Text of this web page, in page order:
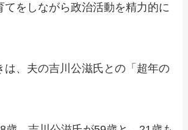
てをしながら政治活動を精力的に
は、夫の吉川公滋氏との「超年の